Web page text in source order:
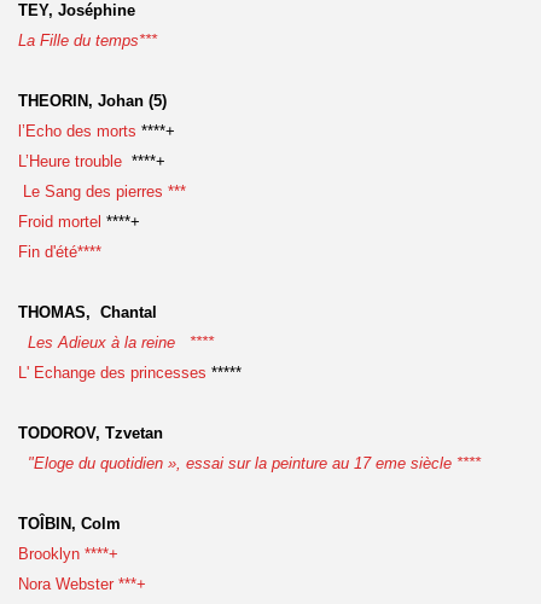
TEY, Joséphine
La Fille du temps***
THEORIN, Johan (5)
l’Echo des morts ****+
L’Heure trouble ****+
Le Sang des pierres ***
Froid mortel ****+
Fin d'été****
THOMAS, Chantal
Les Adieux à la reine ****
L' Echange des princesses *****
TODOROV, Tzvetan
"Eloge du quotidien », essai sur la peinture au 17 eme siècle ****
TOÎBIN, Colm
Brooklyn ****+
Nora Webster ***+